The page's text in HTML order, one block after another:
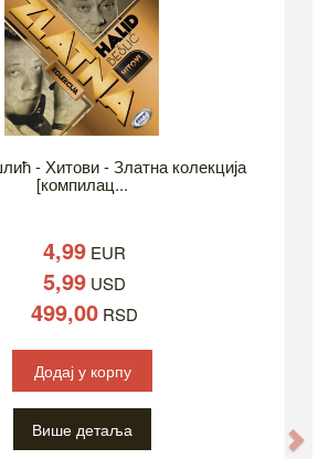
- Хитови - Златна колекција
[компилац...
4,99 EUR
5,99 USD
499,00 RSD
Додај у корпу
Више детаља